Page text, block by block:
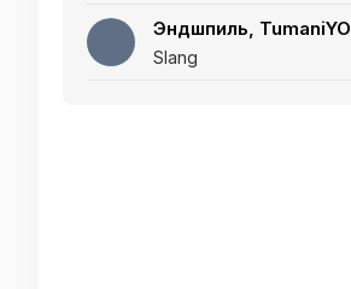
Эндшпиль, TumaniYO
Slang